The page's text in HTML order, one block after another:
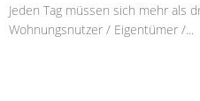
Jeden Tag müssen sich mehr als
Wohnungsnutzer / Eigentümer /...